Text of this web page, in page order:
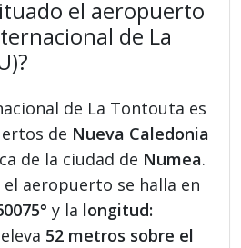
el aeropuerto
de La
de La Tontouta es
de Nueva Caledonia
de la ciudad de Numea.
aeropuerto se halla en
y la longitud:
52 metros sobre el